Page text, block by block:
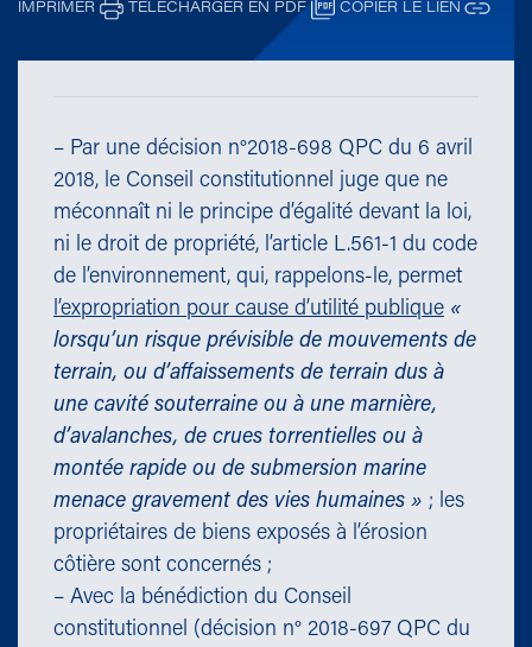
IMPRIMER TÉLÉCHARGER EN PDF COPIER LE LIEN
– Par une décision n°2018-698 QPC du 6 avril
2018, le Conseil constitutionnel juge que ne
méconnaît ni le principe d’égalité devant la loi,
ni le droit de propriété, l’article L.561-1 du code
de l’environnement, qui, rappelons-le, permet
l’expropriation pour cause d’utilité publique «
lorsqu’un risque prévisible de mouvements de
terrain, ou d’affaissements de terrain dus à
une cavité souterraine ou à une marnière,
d’avalanches, de crues torrentielles ou à
montée rapide ou de submersion marine
menace gravement des vies humaines » ; les
propriétaires de biens exposés à l’érosion
côtière sont concernés ;
– Avec la bénédiction du Conseil
constitutionnel (décision n° 2018-697 QPC du